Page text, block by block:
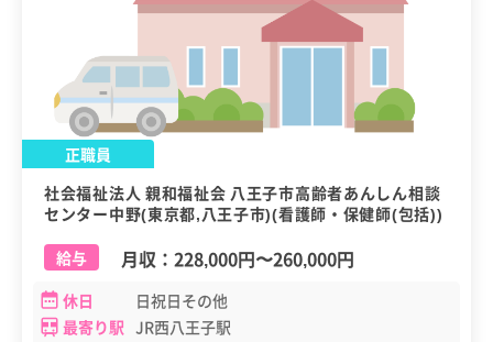
正職員
社会福祉法人 親和福祉会 八王子市高齢者あんしん相談
センター中野(東京都,八王子市)(看護師・保健師(包括))
給与
月収： 228,000円〜260,000円
休日
日祝日その他
最寄り駅 JR西八王子駅